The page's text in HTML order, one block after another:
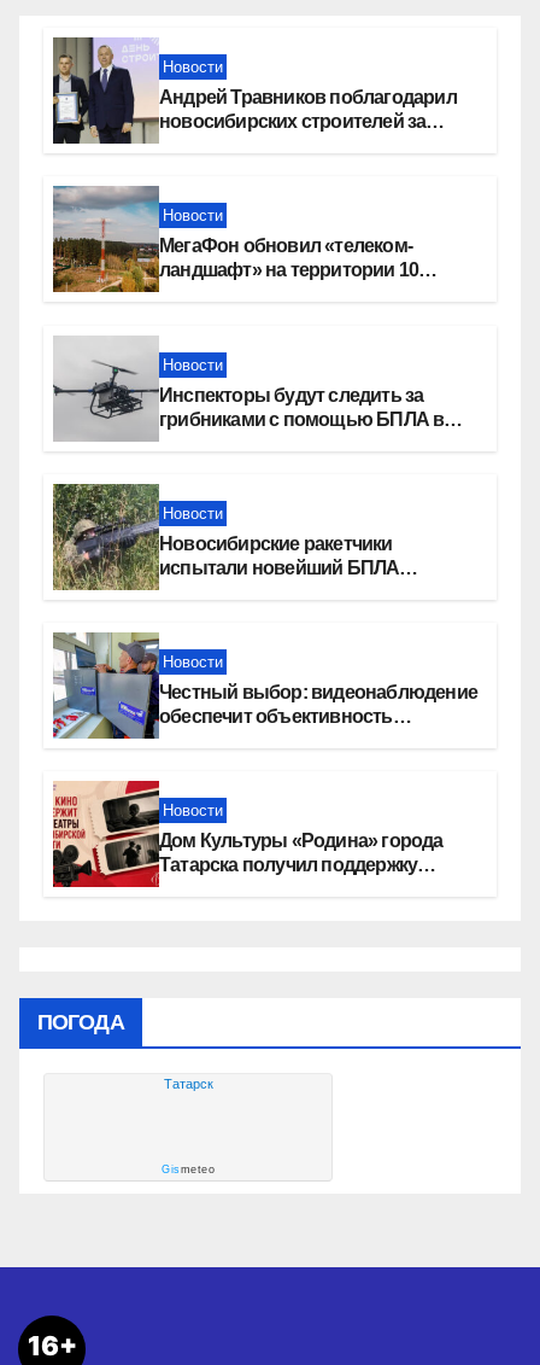
Новости
Андрей Травников поблагодарил
новосибирских строителей за
Новости
МегаФон обновил «телеком-
ландшафт» на территории 10
Новости
Инспекторы будут следить за
грибниками с помощью БПЛА в
Новости
Новосибирские ракетчики
испытали новейший БПЛА
Новости
Честный выбор: видеонаблюдение
обеспечит объективность
Новости
Дом Культуры «Родина» города
Татарска получил поддержку
ПОГОДА
Татарск
Gismeteo
16+